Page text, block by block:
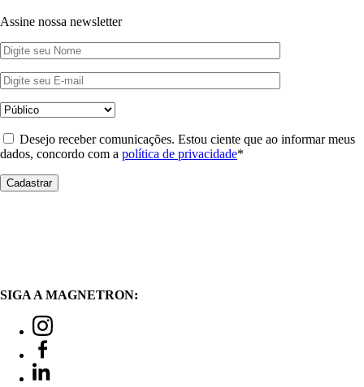
Assine nossa newsletter
Desejo receber comunicações. Estou ciente que ao informar meus
dados, concordo com a política de privacidade*
SIGA A MAGNETRON: